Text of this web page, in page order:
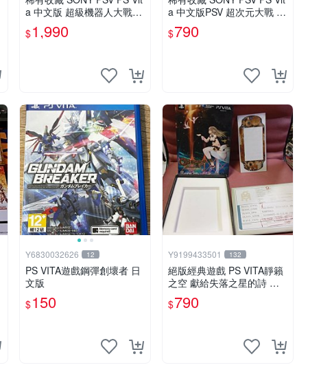
a 中文版 超級機器人大戰x
中文版 配件回函卡齊全
$1,990
a 中文版PSV 超次元大戰 戰
機少女 VS Sega主機娘夢幻
合體特別版
$790
Y6830032626 12
PS VITA遊戲鋼彈創壞者 日
文版
$150
Y9199433501 132
絕版經典遊戲 PS VITA靜籟
之空 獻給失落之星的詩 限
定版「AGENT PACK」 日
版 無遊戲片
$790